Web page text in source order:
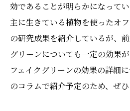
効であることが明らかになって
主に生きている植物を使ったオ
の研究成果を紹介しているが、
グリーンについても一定の効果
フェイクグリーンの効果の詳細
のコラムで紹介予定のため、ぜひ